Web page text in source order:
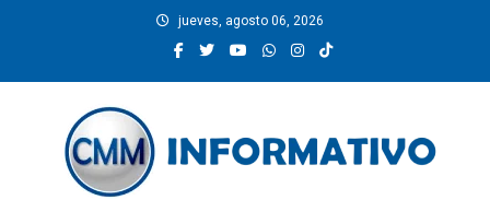
jueves, agosto 06, 2026